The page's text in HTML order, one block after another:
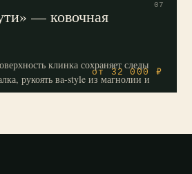
07
— ковочная
клинка сохраняет следы
рукоять вa-style из магнолии и
от 32 000 ₽